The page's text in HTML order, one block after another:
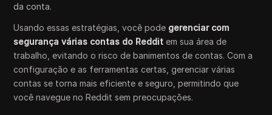
da conta.
Usando essas estratégias, você pode gerenciar com
segurança várias contas do Reddit em sua área de
trabalho, evitando o risco de banimentos de contas. Com a
configuração e as ferramentas certas, gerenciar várias
contas se torna mais eficiente e seguro, permitindo que
você navegue no Reddit sem preocupações.